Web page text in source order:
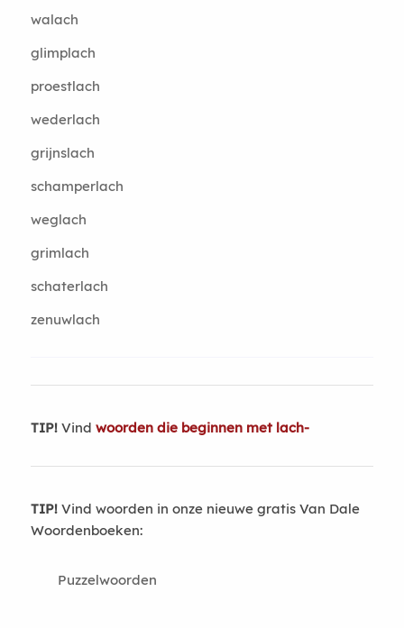
walach
glimplach
proestlach
wederlach
grijnslach
schamperlach
weglach
grimlach
schaterlach
zenuwlach
TIP!Vind woorden die beginnen met lach-
TIP!Vind woorden in onze nieuwe gratis Van Dale
Woordenboeken:
Puzzelwoorden